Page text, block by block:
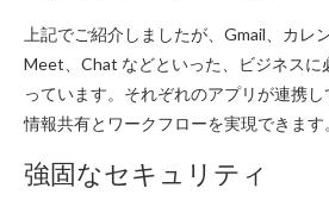
上記でご紹介しましたが、Gmail、カレ
Meet、Chat などといった、ビジネスに
っています。それぞれのアプリが連携
情報共有とワークフローを実現できます
強固なセキュリティ